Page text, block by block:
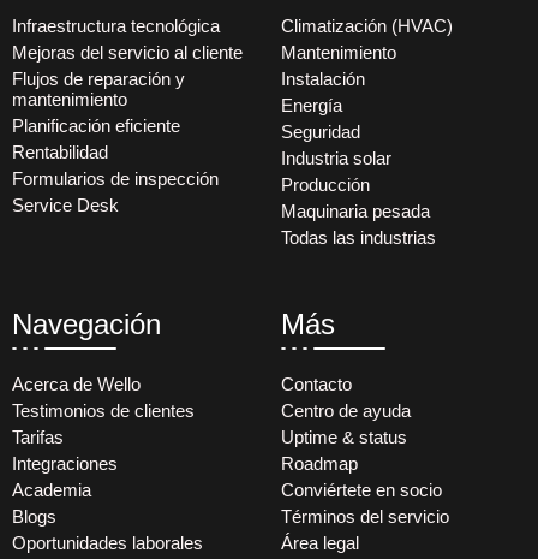
Infraestructura tecnológica
Mejoras del servicio al cliente
Flujos de reparación y
mantenimiento
Planificación eficiente
Rentabilidad
Formularios de inspección
Service Desk
Climatización (HVAC)
Mantenimiento
Instalación
Energía
Seguridad
Industria solar
Producción
Maquinaria pesada
Todas las industrias
Navegación
Acerca de Wello
Testimonios de clientes
Tarifas
Integraciones
Academia
Blogs
Oportunidades laborales
Más
Contacto
Centro de ayuda
Uptime & status
Roadmap
Conviértete en socio
Términos del servicio
Área legal